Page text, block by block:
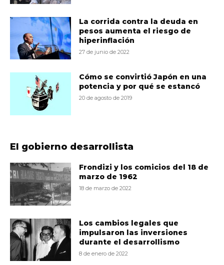
La corrida contra la deuda en
pesos aumenta el riesgo de
hiperinflación
27 de junio de 2022
Cómo se convirtió Japón en una
potencia y por qué se estancó
20 de agosto de 2019
El gobierno desarrollista
Frondizi y los comicios del 18 de
marzo de 1962
18 de marzo de 2022
Los cambios legales que
impulsaron las inversiones
durante el desarrollismo
8 de enero de 2022